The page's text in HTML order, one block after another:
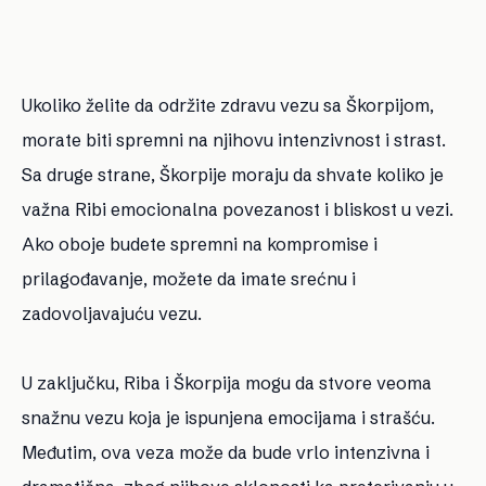
Ukoliko želite da održite zdravu vezu sa Škorpijom,
morate biti spremni na njihovu intenzivnost i strast.
Sa druge strane, Škorpije moraju da shvate koliko je
važna Ribi emocionalna povezanost i bliskost u vezi.
Ako oboje budete spremni na kompromise i
prilagođavanje, možete da imate srećnu i
zadovoljavajuću vezu.
U zaključku, Riba i Škorpija mogu da stvore veoma
snažnu vezu koja je ispunjena emocijama i strašću.
Međutim, ova veza može da bude vrlo intenzivna i